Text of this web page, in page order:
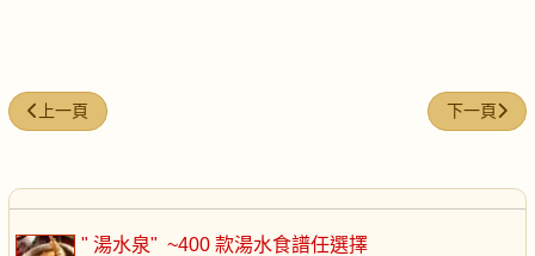
上一篇文章: 滋補冬瓜排骨湯
上一頁 下一篇文章
下一頁
" 湯水泉" ~400 款湯水食譜任選擇